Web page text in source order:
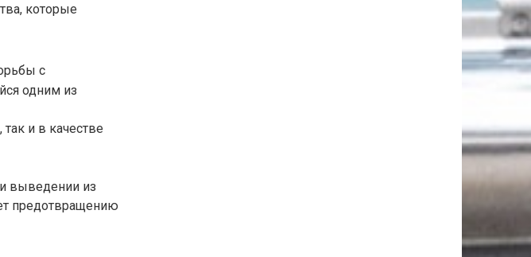
которые
с
одним из
и в качестве
выведении из
предотвращению